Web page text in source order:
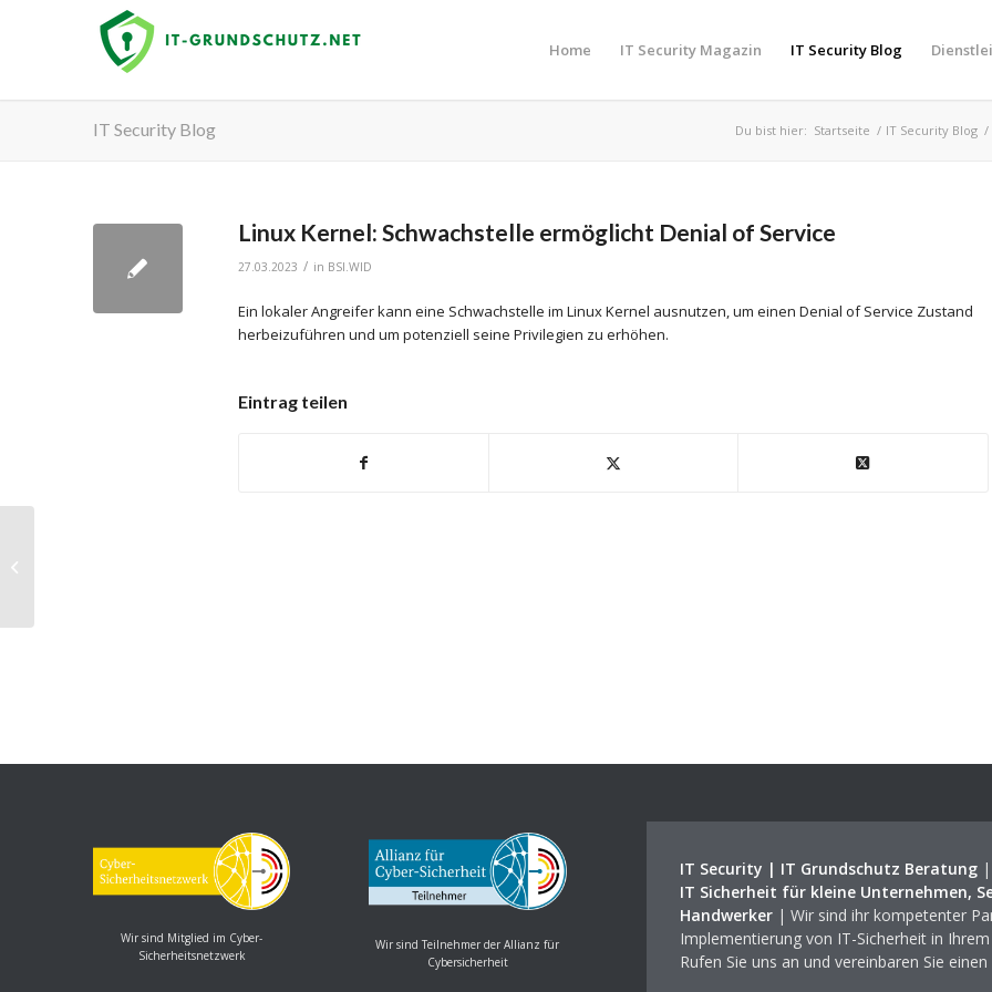
Home IT Security Magazin IT Security Blog
IT Security Blog Du bist hier: Startseite / IT Security Blog /
Linux Kernel: Schwachstelle ermöglicht Denial of Service
27.03.2023 / in BSI.WID
Ein lokaler Angreifer kann eine Schwachstelle im Linux Kernel ausnutzen, um einen Denial of Service Zustand
herbeizuführen und um potenziell seine Privilegien zu erhöhen.
Eintrag teilen
Wir sind Mitglied im Cyber-
Sicherheitsnetzwerk
Wir sind Teilnehmer der Allianz für
Cybersicherheit
IT Security | IT Grundschutz Beratung|
IT Sicherheit für kleine Unternehmen,
Handwerker| Wir sind ihr kompetenter
Implementierung von IT-Sicherheit in
Rufen Sie uns an und vereinbaren Sie